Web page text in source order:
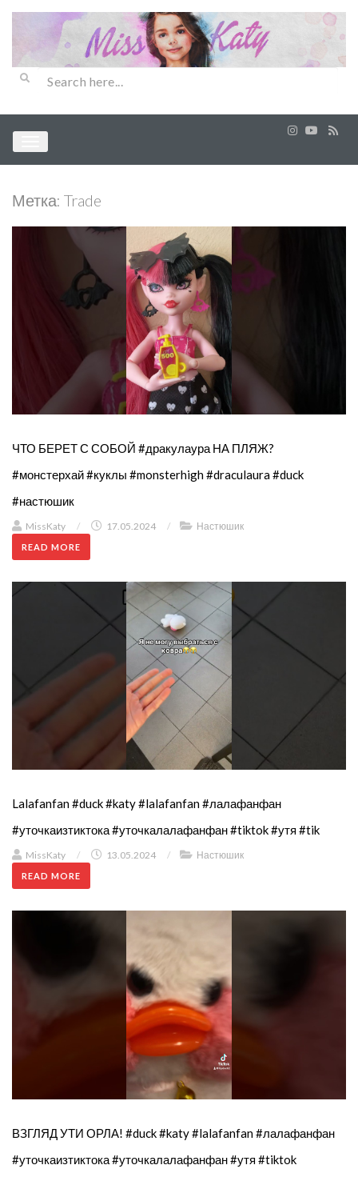
Метка: Trade
ЧТО БЕРЕТ С СОБОЙ #дракулаура НА ПЛЯЖ?
#монстерхай #куклы #monsterhigh #draculaura #duck
#настюшик
MissKaty / 17.05.2024 / Настюшик
READ MORE
Lalafanfan #duck #katy #lalafanfan #лалафанфан
#уточкаизтиктока #уточкалалафанфан #tiktok #утя #tik
MissKaty / 13.05.2024 / Настюшик
READ MORE
ВЗГЛЯД УТИ ОРЛА! #duck #katy #lalafanfan #лалафанфан
#уточкаизтиктока #уточкалалафанфан #утя #tiktok